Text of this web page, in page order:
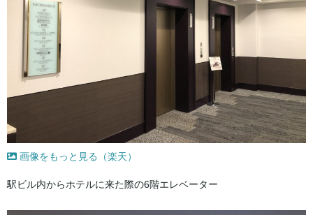
画像をもっと見る（楽天）
駅ビル内からホテルに来た際の6階エレベーター